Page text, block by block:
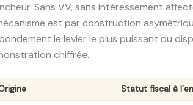
Sans VV, sans intéressement
est par construction
le levier le plus puissant du
chiffrée.
Statut fiscal à